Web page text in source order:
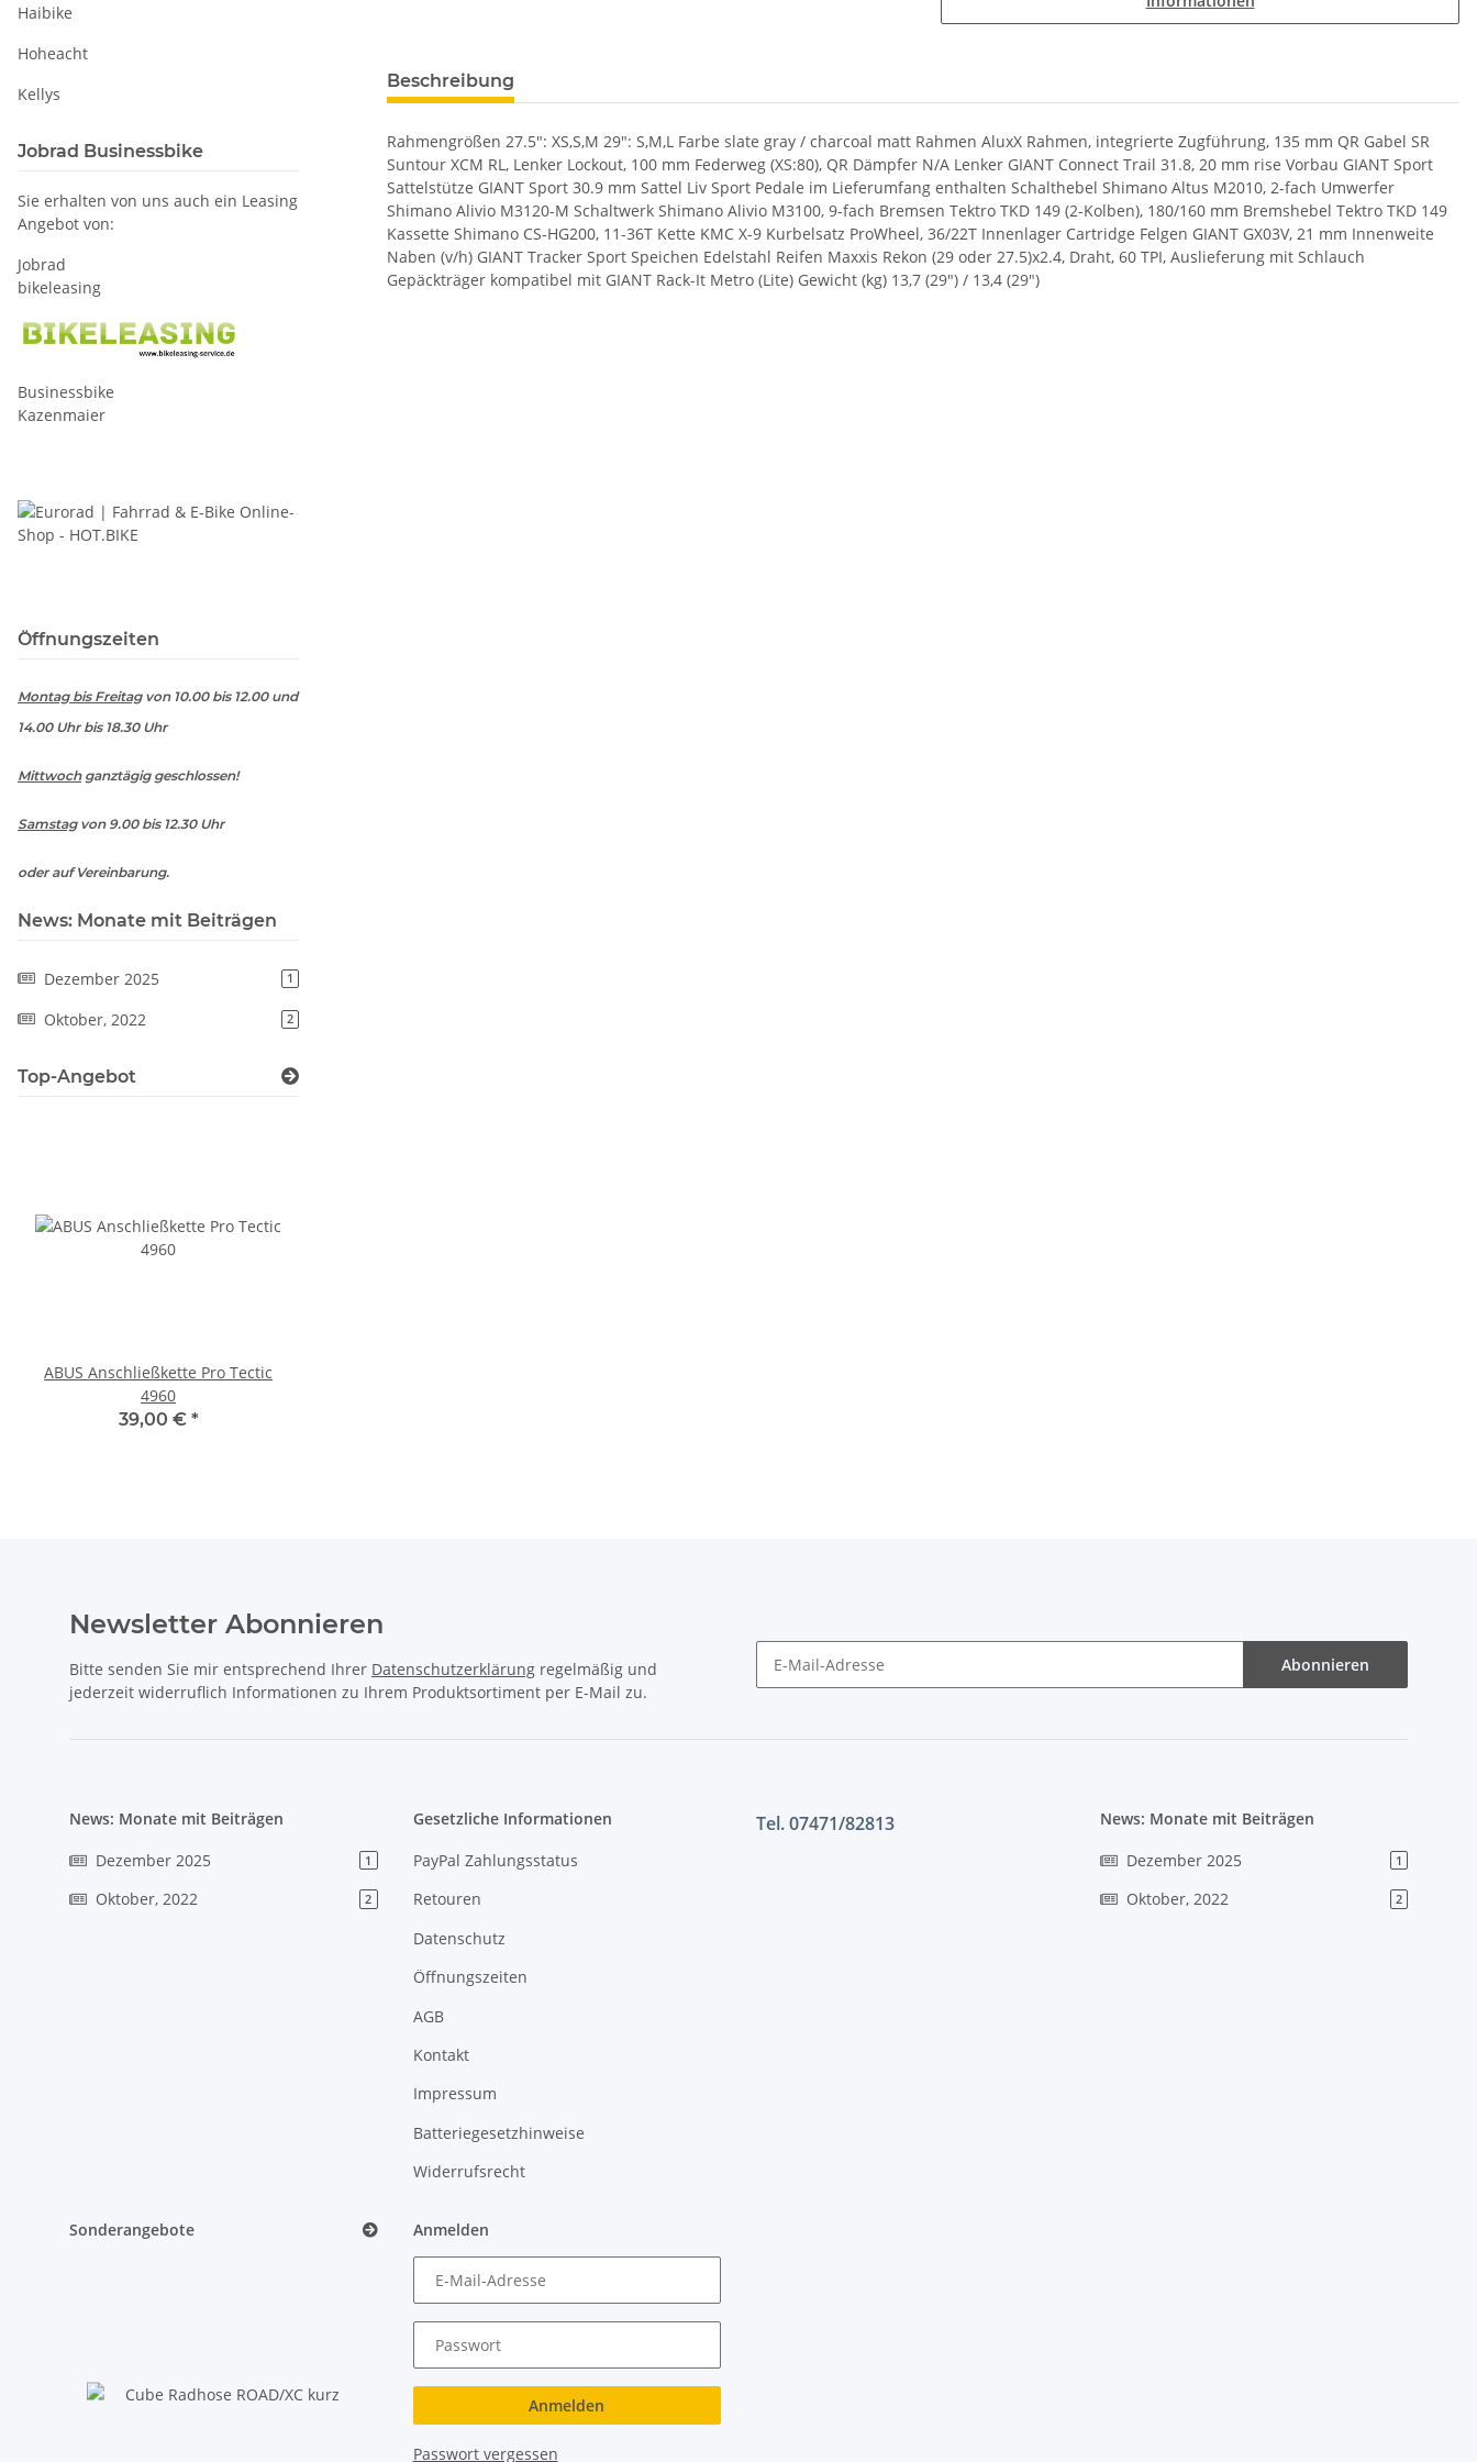
Beschreibung
Rahmengrößen 27.5": XS,S,M 29": S,M,L Farbe slate gray / charcoal matt Rahmen AluxX Rahmen, integrierte Zugführung, 135 mm QR Gabel SR
Suntour XCM RL, Lenker Lockout, 100 mm Federweg (XS:80), QR Dämpfer N/A Lenker GIANT Connect Trail 31.8, 20 mm rise Vorbau GIANT Sport
Sattelstütze GIANT Sport 30.9 mm Sattel Liv Sport Pedale im Lieferumfang enthalten Schalthebel Shimano Altus M2010, 2-fach Umwerfer
Shimano Alivio M3120-M Schaltwerk Shimano Alivio M3100, 9-fach Bremsen Tektro TKD 149 (2-Kolben), 180/160 mm Bremshebel Tektro TKD 149
Kassette Shimano CS-HG200, 11-36T Kette KMC X-9 Kurbelsatz ProWheel, 36/22T Innenlager Cartridge Felgen GIANT GX03V, 21 mm Innenweite
Naben (v/h) GIANT Tracker Sport Speichen Edelstahl Reifen Maxxis Rekon (29 oder 27.5)x2.4, Draht, 60 TPI, Auslieferung mit Schlauch
Gepäckträger kompatibel mit GIANT Rack-It Metro (Lite) Gewicht (kg) 13,7 (29") / 13,4 (29")
Haibike
Hoheacht
Kellys
Jobrad Businessbike
Sie erhalten von uns auch ein Leasing
Angebot von:
Jobrad
bikeleasing
Businessbike
Kazenmaier
Öffnungszeiten
Montag bis Freitagvon 10.00 bis 12.00 und
14.00 Uhr bis 18.30 Uhr
Mittwochganztägig geschlossen!
Samstagvon 9.00 bis 12.30 Uhr
oder auf Vereinbarung.
News: Monate mit Beiträgen
Dezember 2025 1
Oktober, 2022 2
Top-Angebot
ABUS Anschließkette Pro Tectic
4960
39,00 € *
Newsletter Abonnieren
Bitte senden Sie mir entsprechend Ihrer Datenschutzerklärung regelmäßig und
jederzeit widerruflich Informationen zu Ihrem Produktsortiment per E-Mail zu.
Abonnieren
News: Monate mit Beiträgen
Dezember 2025 1
Oktober, 2022 2
Gesetzliche Informationen
PayPal Zahlungsstatus
Retouren
Datenschutz
Öffnungszeiten
AGB
Kontakt
Impressum
Batteriegesetzhinweise
Widerrufsrecht
Tel. 07471/82813 News: Monate mit Beiträgen
Dezember 2025 1
Oktober, 2022 2
Sonderangebote Anmelden
E-Mail-Adresse
Passwort
Anmelden
Passwort vergessen